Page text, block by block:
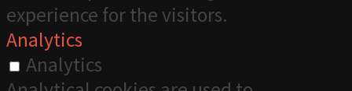
experience for the visitors.
Analytics
Analytics